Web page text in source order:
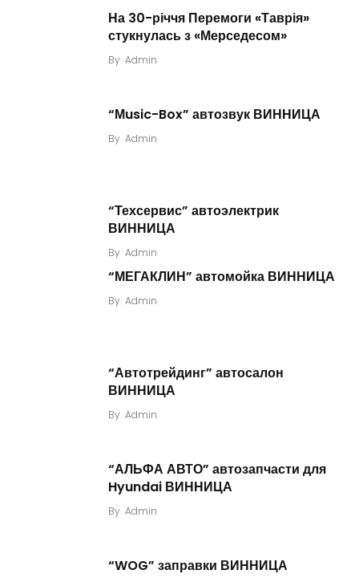
На 30-річчя Перемоги «Таврія»
стукнулась з «Мерседесом»
By Admin
“Мusic-Box” автозвук ВИННИЦА
By Admin
“Техсервис” автоэлектрик
ВИННИЦА
By Admin
“МЕГАКЛИН” автомойка ВИННИЦА
By Admin
“Автотрейдинг” автосалон
ВИННИЦА
By Admin
“АЛЬФА АВТО” автозапчасти для
Hyundai ВИННИЦА
By Admin
“WOG” заправки ВИННИЦА